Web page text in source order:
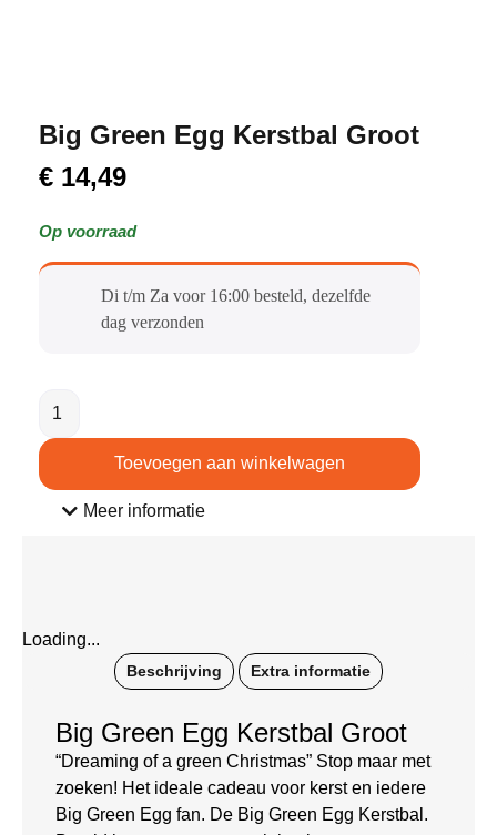
Big Green Egg Kerstbal Groot
€ 14,49
Op voorraad
Di t/m Za voor 16:00 besteld, dezelfde
dag verzonden​
Toevoegen aan winkelwagen
Meer informatie
Loading...
Beschrijving Extra informatie
Big Green Egg Kerstbal Groot
“Dreaming of a green Christmas” Stop maar met
zoeken! Het ideale cadeau voor kerst en iedere
Big Green Egg fan. De Big Green Egg Kerstbal.